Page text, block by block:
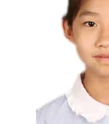
北京宣传文化引导基金
宣传思想文化人才